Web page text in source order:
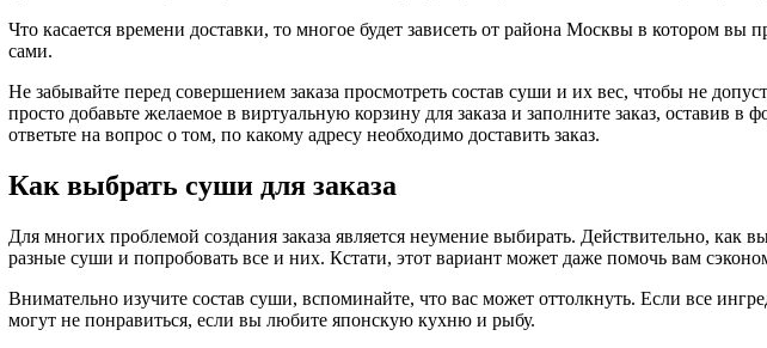
Что касается времени доставки, то многое будет зависеть от района Москвы в котором
сами.
Не забывайте перед совершением заказа просмотреть состав суши и их вес, чтобы не
просто добавьте желаемое в виртуальную корзину для заказа и заполните заказ, оставив
ответьте на вопрос о том, по какому адресу необходимо доставить заказ.
Как выбрать суши для заказа
Для многих проблемой создания заказа является неумение выбирать. Действительно,
разные суши и попробовать все и них. Кстати, этот вариант может даже помочь вам
Внимательно изучите состав суши, вспоминайте, что вас может оттолкнуть. Если все
могут не понравиться, если вы любите японскую кухню и рыбу.